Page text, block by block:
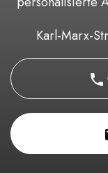
Karl-Marx-